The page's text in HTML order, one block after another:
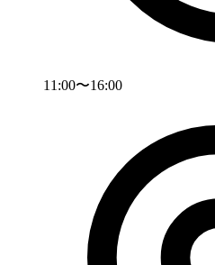
11:00〜16:00